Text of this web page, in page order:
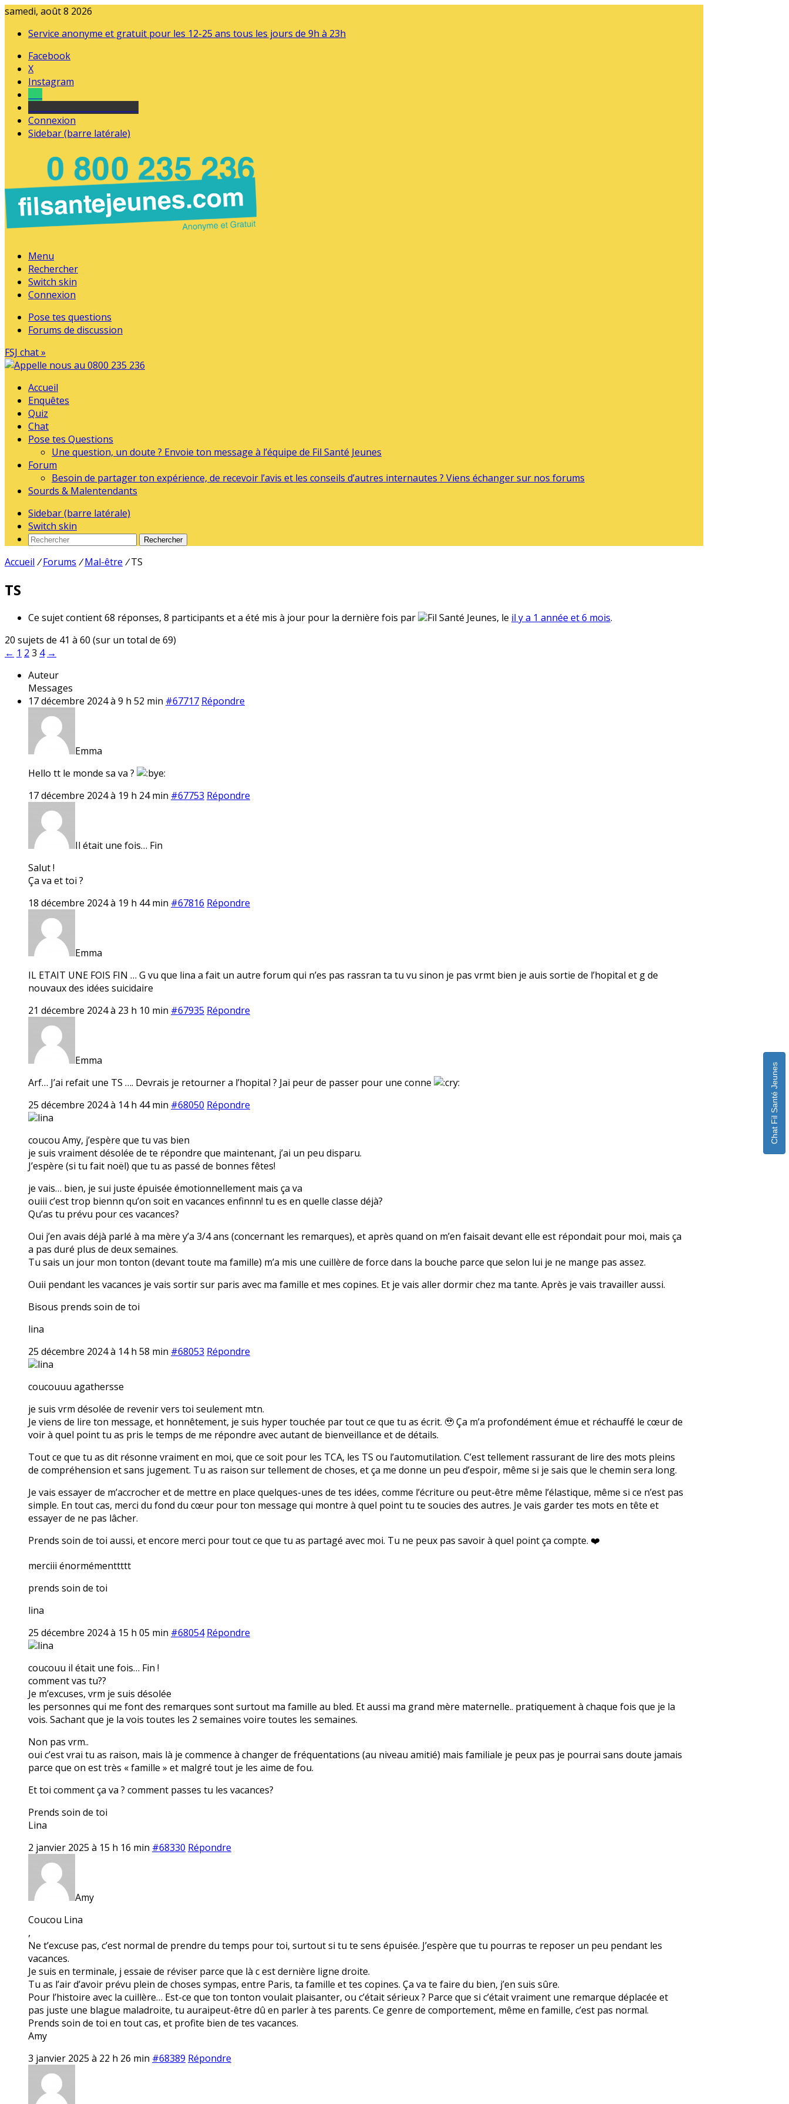
samedi, août 8 2026
Service anonyme et gratuit pour les 12-25 ans tous les jours de 9h à 23h
Facebook
X
Instagram
Connexion
Sidebar (barre latérale)
Menu
Rechercher
Switch skin
Connexion
Pose tes questions
Forums de discussion
FSJ chat »
Accueil
Enquêtes
Quiz
Chat
Pose tes Questions
Une question, un doute ? Envoie ton message à l’équipe de Fil Santé Jeunes
Forum
Besoin de partager ton expérience, de recevoir l’avis et les conseils d’autres internautes ? Viens échanger sur nos forums
Sourds & Malentendants
Sidebar (barre latérale)
Switch skin
Rechercher
Accueil / Forums / Mal-être / TS
TS
Ce sujet contient 68 réponses, 8 participants et a été mis à jour pour la dernière fois par Fil Santé Jeunes, le il y a 1 année et 6 mois.
20 sujets de 41 à 60 (sur un total de 69)
← 1 2 3 4 →
Auteur
Messages
17 décembre 2024 à 9 h 52 min #67717 Répondre
Emma
Hello tt le monde sa va ?
17 décembre 2024 à 19 h 24 min #67753 Répondre
Il était une fois… Fin
Salut !
Ça va et toi ?
18 décembre 2024 à 19 h 44 min #67816 Répondre
Emma
IL ETAIT UNE FOIS FIN … G vu que lina a fait un autre forum qui n’es pas rassran ta tu vu sinon je pas vrmt bien je auis sortie de l’hopital et g de
nouvaux des idées suicidaire
21 décembre 2024 à 23 h 10 min #67935 Répondre
Emma
Arf… J’ai refait une TS …. Devrais je retourner a l’hopital ? Jai peur de passer pour une conne
25 décembre 2024 à 14 h 44 min #68050 Répondre
lina
coucou Amy, j’espère que tu vas bien
je suis vraiment désolée de te répondre que maintenant, j’ai un peu disparu.
J’espère (si tu fait noël) que tu as passé de bonnes fêtes!
je vais… bien, je sui juste épuisée émotionnellement mais ça va
ouiii c’est trop biennn qu’on soit en vacances enfinnn! tu es en quelle classe déjà?
Qu’as tu prévu pour ces vacances?
Oui j’en avais déjà parlé à ma mère y’a 3/4 ans (concernant les remarques), et après quand on m’en faisait devant elle est répondait pour moi, mais ça
a pas duré plus de deux semaines.
Tu sais un jour mon tonton (devant toute ma famille) m’a mis une cuillère de force dans la bouche parce que selon lui je ne mange pas assez.
Ouii pendant les vacances je vais sortir sur paris avec ma famille et mes copines. Et je vais aller dormir chez ma tante. Après je vais travailler aussi.
Bisous prends soin de toi
lina
25 décembre 2024 à 14 h 58 min #68053 Répondre
lina
coucouuu agathersse
je suis vrm désolée de revenir vers toi seulement mtn.
Je viens de lire ton message, et honnêtement, je suis hyper touchée par tout ce que tu as écrit. 🥹 Ça m’a profondément émue et réchauffé le cœur de
voir à quel point tu as pris le temps de me répondre avec autant de bienveillance et de détails.
Tout ce que tu as dit résonne vraiment en moi, que ce soit pour les TCA, les TS ou l’automutilation. C’est tellement rassurant de lire des mots pleins
de compréhension et sans jugement. Tu as raison sur tellement de choses, et ça me donne un peu d’espoir, même si je sais que le chemin sera long.
Je vais essayer de m’accrocher et de mettre en place quelques-unes de tes idées, comme l’écriture ou peut-être même l’élastique, même si ce n’est pas
simple. En tout cas, merci du fond du cœur pour ton message qui montre à quel point tu te soucies des autres. Je vais garder tes mots en tête et
essayer de ne pas lâcher.
Prends soin de toi aussi, et encore merci pour tout ce que tu as partagé avec moi. Tu ne peux pas savoir à quel point ça compte. ❤️
merciii énormémenttttt
prends soin de toi
lina
25 décembre 2024 à 15 h 05 min #68054 Répondre
lina
coucouu il était une fois… Fin !
comment vas tu??
Je m’excuses, vrm je suis désolée
les personnes qui me font des remarques sont surtout ma famille au bled. Et aussi ma grand mère maternelle.. pratiquement à chaque fois que je la
vois. Sachant que je la vois toutes les 2 semaines voire toutes les semaines.
Non pas vrm..
oui c’est vrai tu as raison, mais là je commence à changer de fréquentations (au niveau amitié) mais familiale je peux pas je pourrai sans doute jamais
parce que on est très « famille » et malgré tout je les aime de fou.
Et toi comment ça va ? comment passes tu les vacances?
Prends soin de toi
Lina
2 janvier 2025 à 15 h 16 min #68330 Répondre
Amy
Coucou Lina
,
Ne t’excuse pas, c’est normal de prendre du temps pour toi, surtout si tu te sens épuisée. J’espère que tu pourras te reposer un peu pendant les
vacances.
Je suis en terminale, j essaie de réviser parce que là c est dernière ligne droite.
Tu as l’air d’avoir prévu plein de choses sympas, entre Paris, ta famille et tes copines. Ça va te faire du bien, j’en suis sûre.
Pour l’histoire avec la cuillère… Est-ce que ton tonton voulait plaisanter, ou c’était sérieux ? Parce que si c’était vraiment une remarque déplacée et
pas juste une blague maladroite, tu auraipeut-être dû en parler à tes parents. Ce genre de comportement, même en famille, c’est pas normal.
Prends soin de toi en tout cas, et profite bien de tes vacances.
Amy
3 janvier 2025 à 22 h 26 min #68389 Répondre
Chat Fil Santé Jeunes